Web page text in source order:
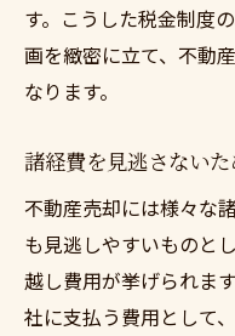
す。こうした税金制度
画を緻密に立て、不動
なります。
諸経費を見逃さない
不動産売却には様々な
も見逃しやすいものと
越し費用が挙げられま
社に支払う費用として